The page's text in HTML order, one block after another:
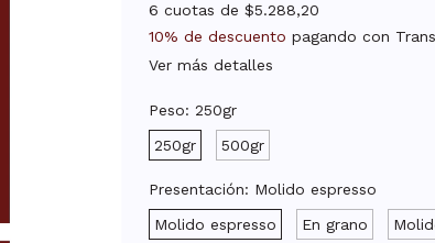
6 cuotas de $5.288,20
10% de descuento pagando con
Ver más detalles
Peso: 250gr
250gr
500gr
Presentación: Molido espresso
Molido espresso
En grano